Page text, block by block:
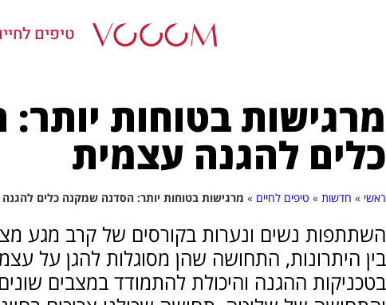
טיפים
מרגישות בטוחות
כלים להגנה עצמית
ראשי » חדשות » טיפים לחיים » מרגישות בטוחות יותר: הסדנה שמקנה כלים
השתתפות נשים ונערות בקורסים של קרב מגע
בין היתרונות, התחושה שהן מסוגלות להגן על
בטכניקות ההגנה והיכולת להתמודד במצבים